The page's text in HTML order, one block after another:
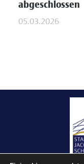
abgeschlossen
05.03.2026